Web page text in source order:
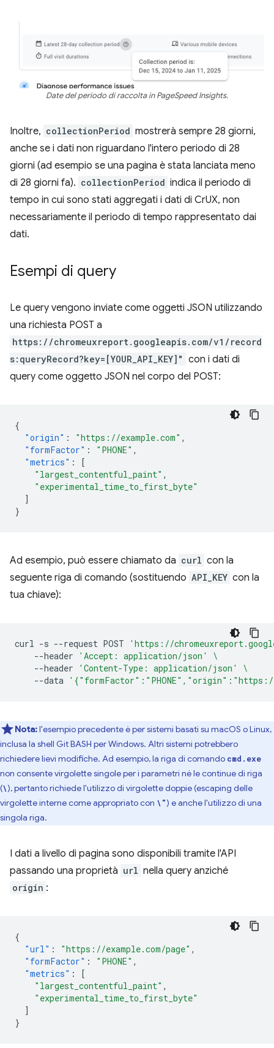
Date del periodo di raccolta in PageSpeed Insights.
Inoltre, collectionPeriod mostrerà sempre 28 giorni,
anche se i dati non riguardano l'intero periodo di 28
giorni (ad esempio se una pagina è stata lanciata meno
di 28 giorni fa). collectionPeriod indica il periodo di
tempo in cui sono stati aggregati i dati di CrUX, non
necessariamente il periodo di tempo rappresentato dai
dati.
Esempi di query
Le query vengono inviate come oggetti JSON utilizzando
una richiesta POST a
https://chromeuxreport.googleapis.com/v1/record
s:queryRecord?key=[YOUR_API_KEY]" con i dati di
query come oggetto JSON nel corpo del POST:
{
"origin" : "https://example.com" ,
"formFactor" : "PHONE" ,
"metrics" :
[
"largest_contentful_paint" ,
"experimental_time_to_first_byte"
]
}
Ad esempio, può essere chiamato da curl con la
seguente riga di comando (sostituendo API_KEY con la
tua chiave):
curl -s --request POST
'https://
--header
'Accept: application/json'
\
--header
'Content-Type: application/json'
\
--data
Nota:l'esempio precedente è per sistemi basati su macOS o Linux,
inclusa la shell Git BASH per Windows. Altri sistemi potrebbero
richiedere lievi modifiche. Ad esempio, la riga di comando cmd.exe
non consente virgolette singole per i parametri né le continue di riga
(\), pertanto richiede l'utilizzo di virgolette doppie (escaping delle
virgolette interne come appropriato con \") e anche l'utilizzo di una
singola riga.
I dati a livello di pagina sono disponibili tramite l'API
passando una proprietà url nella query anziché
origin :
{
"url" : "https://example.com/page" ,
"formFactor" : "PHONE" ,
"metrics" :
[
"largest_contentful_paint" ,
"experimental_time_to_first_byte"
]
}